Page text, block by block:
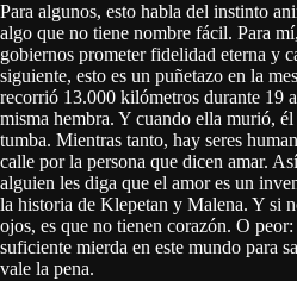
Para algunos, esto habla del instinto
algo que no tiene nombre fácil. Para
gobiernos prometer fidelidad eterna y
siguiente, esto es un puñetazo en la
recorrió 13.000 kilómetros durante 19
misma hembra. Y cuando ella murió,
tumba. Mientras tanto, hay seres
calle por la persona que dicen amar.
alguien les diga que el amor es un
la historia de Klepetan y Malena. Y si
ojos, es que no tienen corazón. O
suficiente mierda en este mundo para
vale la pena.